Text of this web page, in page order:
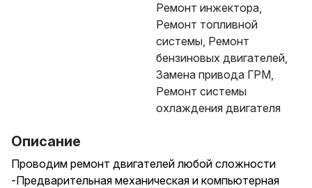
Ремонт инжектора,
Ремонт топливной
системы, Ремонт
бензиновых двигателей,
Замена привода ГРМ,
Ремонт системы
охлаждения двигателя
Описание
Проводим ремонт двигателей любой сложности
-Предварительная механическая и компьютерная